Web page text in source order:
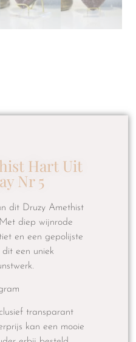
Hart Uit
Nr 5
dit Druzy Amethist
diep wijnrode
en een gepolijste
een uniek
transparant
kan een mooie